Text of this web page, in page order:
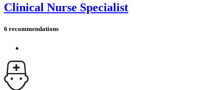
Clinical Nurse Specialist
6 recommendations